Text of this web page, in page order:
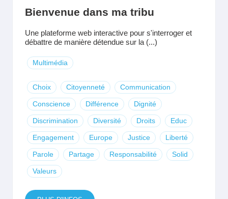
Bienvenue dans ma tribu
Une plateforme web interactive pour s'interroger et
débattre de manière détendue sur la (...)
Multimédia
Choix Citoyenneté Communication
Conscience Différence Dignité
Discrimination Diversité Droits Educ
Engagement Europe Justice Liberté
Parole Partage Responsabilité Solid
Valeurs